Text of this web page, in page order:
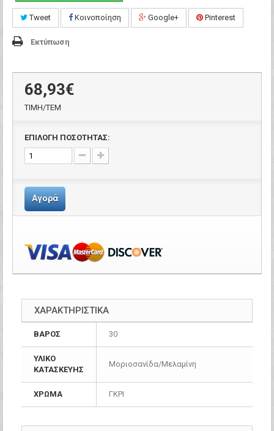
Tweet Κοινοποίηση Google+ Pinterest
Εκτύπωση
68,93€
ΤΙΜH/ΤΕΜ
ΕΠΙΛΟΓΗ ΠΟΣΟΤΗΤΑΣ:
Αγορά
ΧΑΡΑΚΤΗΡΙΣΤΙΚΑ
ΒΑΡΟΣ 30
ΥΛΙΚΟ
ΚΑΤΑΣΚΕΥΗΣ
Μοριοσανίδα/Μελαμίνη
ΧΡΩΜΑ ΓΚΡΙ